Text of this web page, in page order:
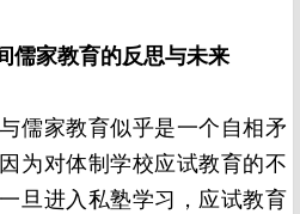
儒家教育的反思与未来
儒家教育似乎是一个自相矛
为对体制学校应试教育的不
旦进入私塾学习，应试教育